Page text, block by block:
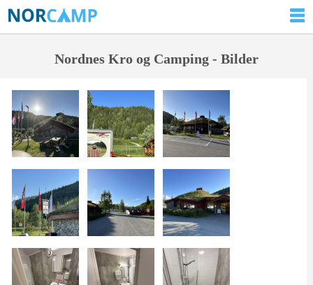
Nordnes Kro og Camping - Bilder